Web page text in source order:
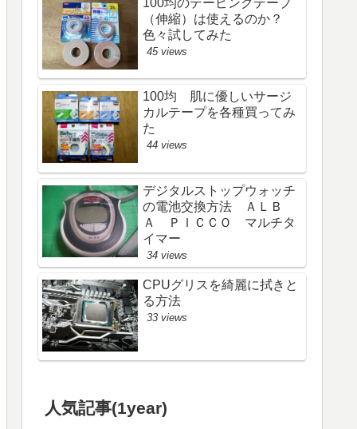
100均のテーピングテープ
（伸縮）は使えるのか？
色々試してみた
45 views
100均 肌に優しいサージ
カルテープを各種買ってみ
た
44 views
デジタルストップウォッチ
の電池交換方法 ＡＬＢ
Ａ ＰＩＣＣＯ マルチタ
イマー
34 views
CPUグリスを綺麗に拭きと
る方法
33 views
人気記事(1year)